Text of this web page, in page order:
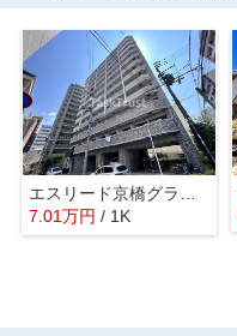
7.01万円 / 1K